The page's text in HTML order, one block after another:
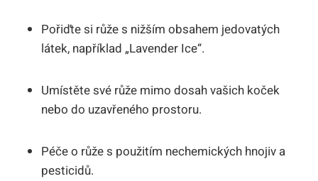
Pořiďte si růže s nižším obsahem jedovatých
látek, například „Lavender Ice“.
Umístěte své růže mimo dosah vašich koček
nebo do uzavřeného prostoru.
Péče o růže s použitím nechemických hnojiv a
pesticidů.